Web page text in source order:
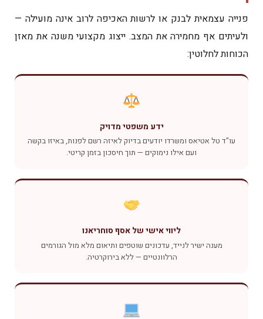
פנייה עצמאית לבנק או לרשות האכיפה לרוב אינה מועילה —
ולעיתים אף מחמירה את המצב. ייצוג מקצועי משנה את מאזן
הכוחות לחלוטין:
ידע משפטי מדויק
עו"ד טל אטיאס ומשרדו יודעים בדיוק לאיזה רשם לפנות, באיזו בקשה
ועם אילו נימוקים — תוך חיסכון בזמן קריטי.
ליווי אישי של אסף סוחריאנו
מענה ישיר לנייד, עדכונים שוטפים ותיאום מלא מול הגורמים
הרלוונטיים — ללא בירוקרטיה.